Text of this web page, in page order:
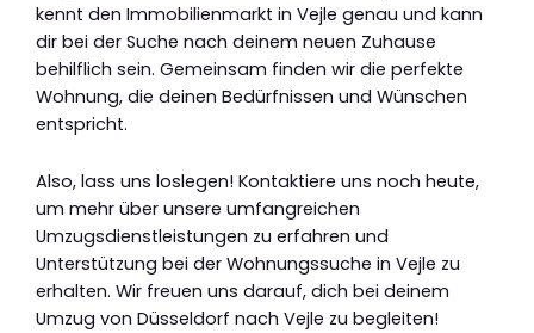
kennt den Immobilienmarkt in Vejle genau und kann
dir bei der Suche nach deinem neuen Zuhause
behilflich sein. Gemeinsam finden wir die perfekte
Wohnung, die deinen Bedürfnissen und Wünschen
entspricht.
Also, lass uns loslegen! Kontaktiere uns noch heute,
um mehr über unsere umfangreichen
Umzugsdienstleistungen zu erfahren und
Unterstützung bei der Wohnungssuche in Vejle zu
erhalten. Wir freuen uns darauf, dich bei deinem
Umzug von Düsseldorf nach Vejle zu begleiten!